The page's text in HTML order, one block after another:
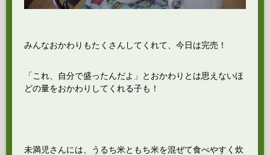
みんなおかわりもたくさんしてくれて、今日は完売！
「これ、自分で盛ったんだよ」とおかわりとは思えないほ
どの量をおかわりしてくれる子も！
未満児さんには、うるち米ともち米を混ぜて食べやすく炊